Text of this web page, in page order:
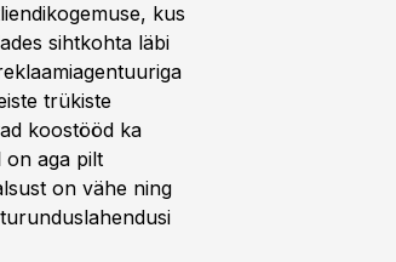
kus
sihtkohta läbi
trükiste
koostööd ka
on aga pilt
on vähe ning